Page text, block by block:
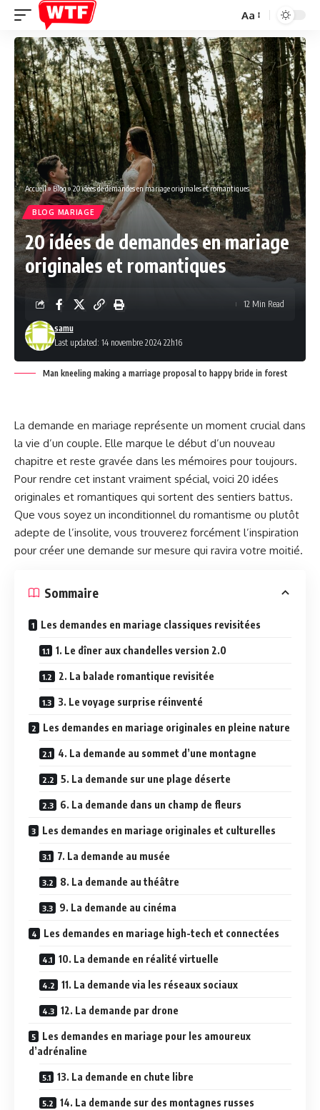
Font
Resizer
Aa
Accueil»Blog»20 idées de demandes en mariage originales et romantiques
BLOG MARIAGE
20 idées de demandes en mariage
originales et romantiques
Last updated: 14 novembre 2024 22h16
samu
12 Min Read
Man kneeling making a marriage proposal to happy bride in forest
La demande en mariage représente un moment crucial dans
la vie d’un couple. Elle marque le début d’un nouveau
chapitre et reste gravée dans les mémoires pour toujours.
Pour rendre cet instant vraiment spécial, voici 20 idées
originales et romantiques qui sortent des sentiers battus.
Que vous soyez un inconditionnel du romantisme ou plutôt
adepte de l’insolite, vous trouverez forcément l’inspiration
pour créer une demande sur mesure qui ravira votre moitié.
Sommaire
Les demandes en mariage classiques revisitées
1. Le dîner aux chandelles version 2.0
2. La balade romantique revisitée
3. Le voyage surprise réinventé
Les demandes en mariage originales en pleine nature
4. La demande au sommet d’une montagne
5. La demande sur une plage déserte
6. La demande dans un champ de fleurs
Les demandes en mariage originales et culturelles
7. La demande au musée
8. La demande au théâtre
9. La demande au cinéma
Les demandes en mariage high-tech et connectées
10. La demande en réalité virtuelle
11. La demande via les réseaux sociaux
12. La demande par drone
Les demandes en mariage pour les amoureux
d’adrénaline
13. La demande en chute libre
14. La demande sur des montagnes russes